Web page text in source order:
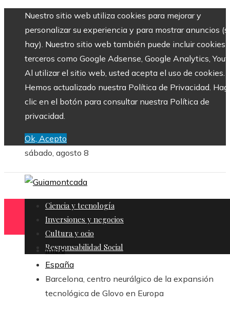
Nuestro sitio web utiliza cookies para mejorar y
personalizar su experiencia y para mostrar anuncios
hay). Nuestro sitio web también puede incluir cookies
terceros como Google Adsense, Google Analytics,
Al utilizar el sitio web, usted acepta el uso de cookies.
Hemos actualizado nuestra Política de Privacidad.
clic en el botón para consultar nuestra Política de
privacidad.
Ok, Acepto
sábado, agosto 8
Ciencia y tecnología
Inversiones y negocios
Cultura y ocio
Responsabilidad Social
Inicio
España
Barcelona, centro neurálgico de la expansión
tecnológica de Glovo en Europa